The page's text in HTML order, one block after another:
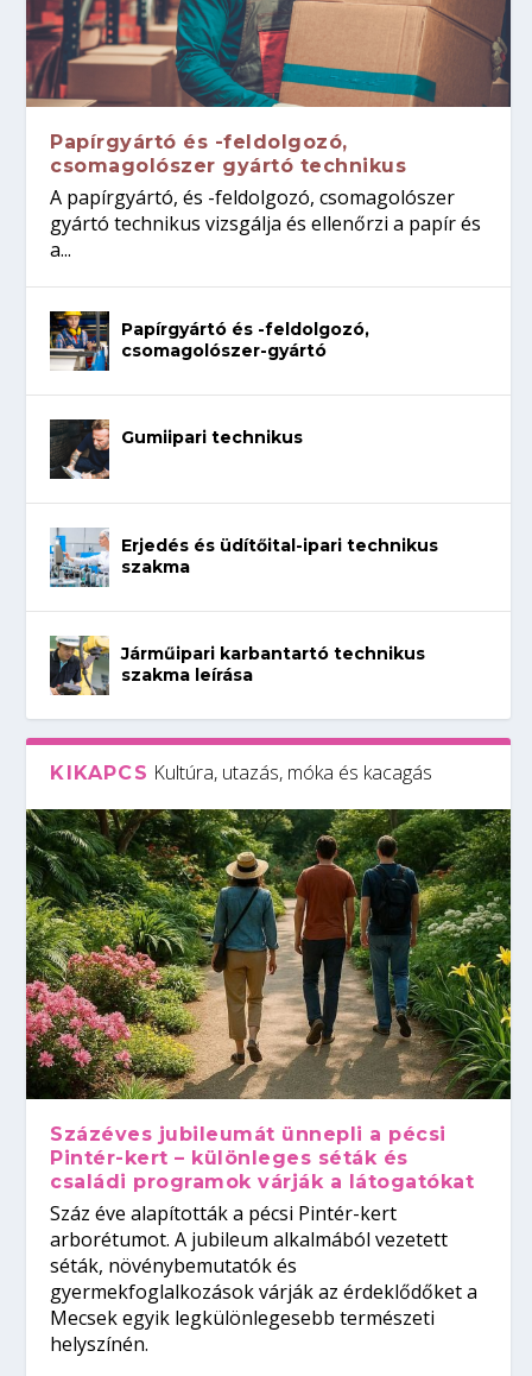
Papírgyártó és -feldolgozó,
csomagolószer gyártó technikus
A papírgyártó, és -feldolgozó, csomagolószer
gyártó technikus vizsgálja és ellenőrzi a papír és
a...
Papírgyártó és -feldolgozó,
csomagolószer-gyártó
Gumiipari technikus
Erjedés és üdítőital-ipari technikus
szakma
Járműipari karbantartó technikus
szakma leírása
KIKAPCS Kultúra, utazás, móka és kacagás
Százéves jubileumát ünnepli a pécsi
Pintér-kert – különleges séták és
családi programok várják a látogatókat
Száz éve alapították a pécsi Pintér-kert
arborétumot. A jubileum alkalmából vezetett
séták, növénybemutatók és
gyermekfoglalkozások várják az érdeklődőket a
Mecsek egyik legkülönlegesebb természeti
helyszínén.